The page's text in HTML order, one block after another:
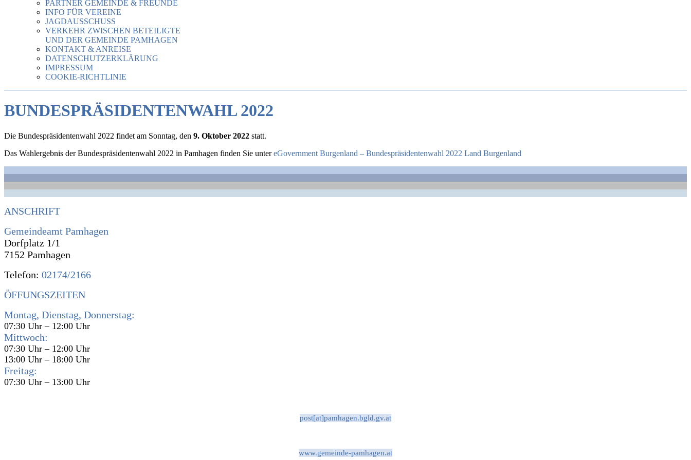
PARTNER GEMEINDE & FREUNDE
INFO FÜR VEREINE
JAGDAUSSCHUSS
VERKEHR ZWISCHEN BETEILIGTE
UND DER GEMEINDE PAMHAGEN
KONTAKT & ANREISE
DATENSCHUTZERKLÄRUNG
IMPRESSUM
COOKIE-RICHTLINIE
BUNDESPRÄSIDENTENWAHL 2022
Die Bundespräsidentenwahl 2022 findet am Sonntag, den 9. Oktober 2022 statt.
Das Wahlergebnis der Bundespräsidentenwahl 2022 in Pamhagen finden Sie untereGovernment Burgenland – Bundespräsidentenwahl 2022 Land Burgenland
ANSCHRIFT
Gemeindeamt Pamhagen
Dorfplatz 1/1
7152 Pamhagen
Telefon: 02174/2166
ÖFFUNGSZEITEN
Montag, Dienstag, Donnerstag:
07:30 Uhr – 12:00 Uhr
Mittwoch:
07:30 Uhr – 12:00 Uhr
13:00 Uhr – 18:00 Uhr
Freitag:
07:30 Uhr – 13:00 Uhr
post[at]pamhagen.bgld.gv.at
www.gemeinde-pamhagen.at